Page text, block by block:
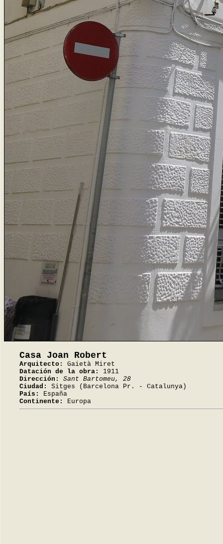
Casa Joan Robert
Arquitecto:
Gaietà Miret
Datación de la obra:
1911
Dirección:
Sant Bartomeu, 28
Ciudad:
Sitges (Barcelona Pr. - Catalunya)
País:
España
Continente:
Europa